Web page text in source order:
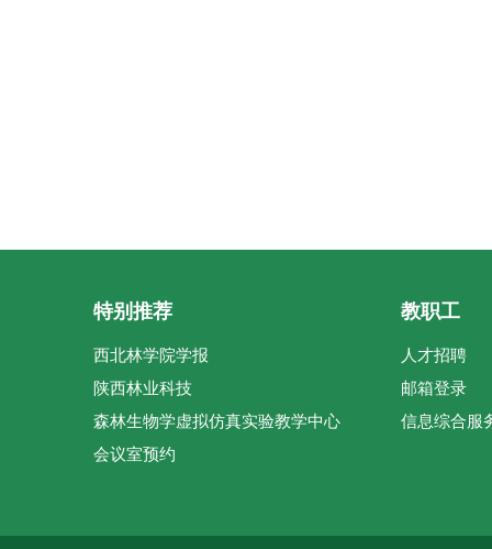
特别推荐
西北林学院学报
陕西林业科技
森林生物学虚拟仿真实验教学中心
会议室预约
教职工
人才招聘
邮箱登录
信息综合服